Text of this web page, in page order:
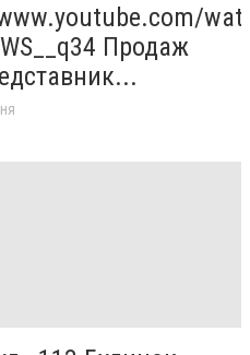
Продаж